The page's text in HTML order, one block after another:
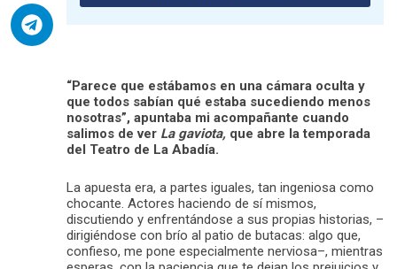
“Parece que estábamos en una cámara oculta y
que todos sabían qué estaba sucediendo menos
nosotras”, apuntaba mi acompañante cuando
salimos de ver La gaviota, que abre la temporada
del Teatro de La Abadía.
La apuesta era, a partes iguales, tan ingeniosa como
chocante. Actores haciendo de sí mismos,
discutiendo y enfrentándose a sus propias historias, –
dirigiéndose con brío al patio de butacas: algo que,
confieso, me pone especialmente nerviosa–, mientras